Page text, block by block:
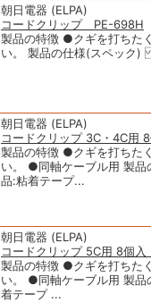
朝日電器 (ELPA)
コードクリップ PE-698H
製品の特徴 ●クギを打ちた
い。 製品の仕様(スペッ
朝日電器 (ELPA)
コードクリップ 3C・4C用
製品の特徴 ●クギを打ちた
い。 ●同軸ケーブル用 製
品:粘着テープ...
朝日電器 (ELPA)
コードクリップ 5C用 8個
製品の特徴 ●クギを打ちた
い。 ●同軸ケーブル用 製
着テープ ...